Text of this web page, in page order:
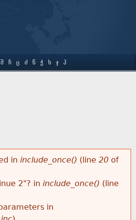
in include_once() (line 20of
2"? in include_once() (line
in
Შ Ჩ Ც Ძ Წ Ჭ Ხ Ჯ Ჰ